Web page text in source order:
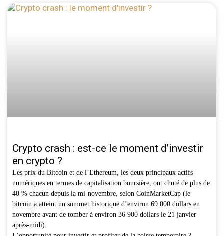
Crypto crash : est-ce le moment d’investir
en crypto ?
Les prix du Bitcoin et de l’Ethereum, les deux principaux actifs
numériques en termes de capitalisation boursière, ont chuté de plus de
40 % chacun depuis la mi-novembre, selon CoinMarketCap (le
bitcoin a atteint un sommet historique d’environ 69 000 dollars en
novembre avant de tomber à environ 36 900 dollars le 21 janvier
après-midi).